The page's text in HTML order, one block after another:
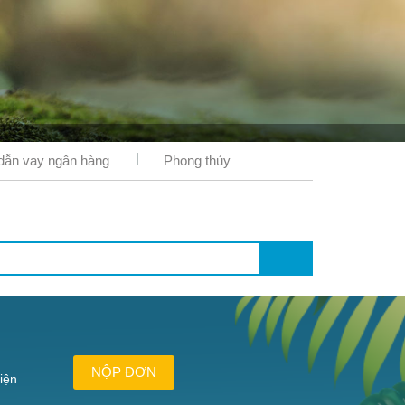
vay ngân hàng Phong thủy
NỘP ĐƠN